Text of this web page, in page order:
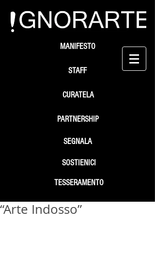
STAFF
SEGNALA
SOSTIENICI
MANIFESTO
PARTNERSHIP
TESSERAMENTO
CURATELA
“Arte Indosso”